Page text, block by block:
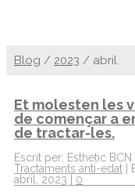
Blog / 2023 / abril
Et molesten les
de començar a
de tractar-les.
Escrit per: Esthetic BCN |
Tractaments anti-edat
abril, 2023 | 0